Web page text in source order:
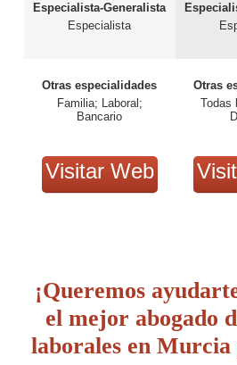
Especialista-Generalista
Especialista
Otras especialidades
Familia; Laboral;
Bancario
Visitar Web
Otras
Todas
¡Queremos
el mejor abogado
laborales en Murcia